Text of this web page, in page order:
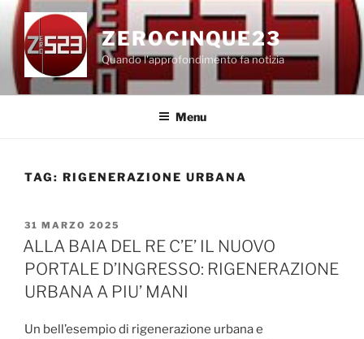
Salta
contenuto
ZEROCINQUE23
Quando l'approfondimento fa notizia
Menu
TAG: RIGENERAZIONE URBANA
PUBBLICATO
IL
31 MARZO 2025
ALLA BAIA DEL RE C’E’ IL NUOVO
PORTALE D’INGRESSO: RIGENERAZIONE
URBANA A PIU’ MANI
Un bell’esempio di rigenerazione urbana e